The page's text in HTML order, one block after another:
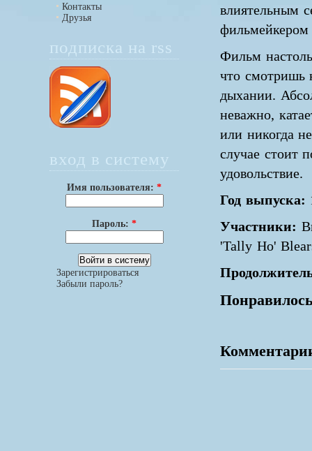
Контакты
Друзья
подписка на rss
вход в систему
Имя пользователя:*
Пароль:*
Зарегистрироваться
Забыли пароль?
влиятельным
Фильм
что смотришь
дыхании.
неважно,
или никогда
случае стоит
удовольствие.
Год выпуска:
Участники:
'Tally Ho'